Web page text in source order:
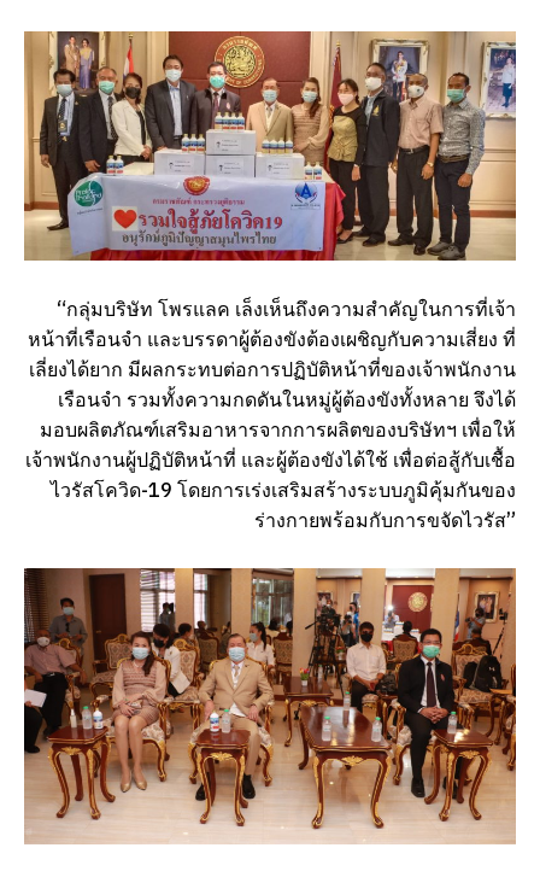
“กลุ่มบริษัท โพรแลค เล็งเห็นถึงความสำคัญในการที่เจ้า
หน้าที่เรือนจำ และบรรดาผู้ต้องขังต้องเผชิญกับความเสี่ยง ที่
เลี่ยงได้ยาก มีผลกระทบต่อการปฏิบัติหน้าที่ของเจ้าพนักงาน
เรือนจำ รวมทั้งความกดดันในหมู่ผู้ต้องขังทั้งหลาย จึงได้
มอบผลิตภัณฑ์เสริมอาหารจากการผลิตของบริษัทฯ เพื่อให้
เจ้าพนักงานผู้ปฏิบัติหน้าที่ และผู้ต้องขังได้ใช้ เพื่อต่อสู้กับเชื้อ
ไวรัสโควิด-19 โดยการเร่งเสริมสร้างระบบภูมิคุ้มกันของ
ร่างกายพร้อมกับการขจัดไวรัส”